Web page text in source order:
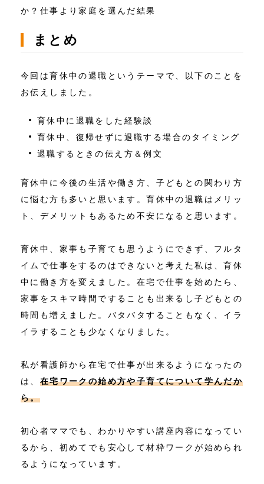
か？仕事より家庭を選んだ結果
まとめ
今回は育休中の退職というテーマで、以下のことを
お伝えしました。
育休中に退職をした経験談
育休中、復帰せずに退職する場合のタイミング
退職するときの伝え方＆例文
育休中に今後の生活や働き方、子どもとの関わり方
に悩む方も多いと思います。育休中の退職はメリッ
ト、デメリットもあるため不安になると思います。
育休中、家事も子育ても思うようにできず、フルタ
イムで仕事をするのはできないと考えた私は、育休
中に働き方を変えました。在宅で仕事を始めたら、
家事をスキマ時間ですることも出来るし子どもとの
時間も増えました。バタバタすることもなく、イラ
イラすることも少なくなりました。
私が看護師から在宅で仕事が出来るようになったの
は、 在宅ワークの始め方や子育てについて学んだか
ら。
初心者ママでも、わかりやすい講座内容になってい
るから、初めてでも安心して材枠ワークが始められ
るようになっています。